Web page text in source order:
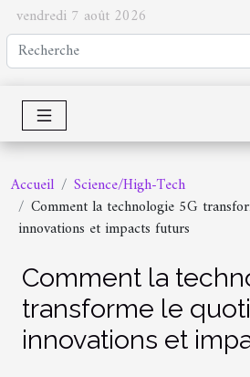
vendredi 7 août 2026
Accueil
Science/High-Tech
Comment la technologie 5G
innovations et impacts futurs
Comment la
transforme le
innovations et